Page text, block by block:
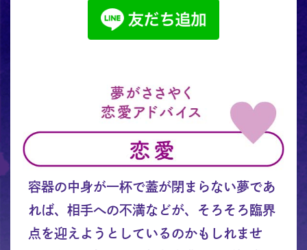
容器の中身が一杯で蓋が閉まらない夢であ
れば、相手への不満などが、そろそろ臨界
点を迎えようとしているのかもしれませ